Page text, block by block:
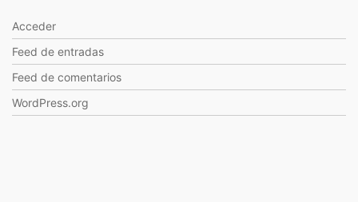
Acceder
Feed de entradas
Feed de comentarios
WordPress.org